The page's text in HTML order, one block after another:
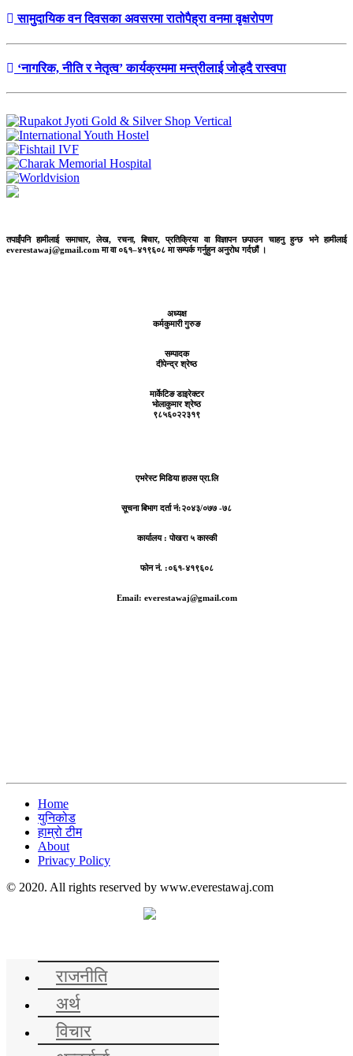
सामुदायिक वन दिवसका अवसरमा रातोपैह्रा वनमा वृक्षरोपण
‘नागरिक, नीति र नेतृत्व’ कार्यक्रममा मन्त्रीलाई जोड्दै रास्वपा
तपाईंपनि हामीलाई समाचार, लेख, रचना, बिचार, प्रतिक्रिया वा विज्ञापन छपाउन चाहनु हुन्छ भने हामीलाई
everestawaj@gmail.com मा वा ०६१–४१९६०८ मा सम्पर्क गर्नुहुन अनुरोध गर्दछौं ।
अध्यक्ष
कर्मकुमारी गुरुङ
सम्पादक
दीपेन्द्र श्रेष्ठ
मार्केटिङ डाइरेक्टर
भोलाकुमार श्रेष्ठ
९८५६०२२३१९
एभरेस्ट मिडिया हाउस प्रा.लि
सूचना बिभाग दर्ता नं:२०४३/०७७ -७८
कार्यालय :पोखरा ५ कास्की
फोन नं. :०६१-४१९६०८
Email: everestawaj@gmail.com
Home
युनिकोड
हाम्रो टीम
About
Privacy Policy
© 2020. All rights reserved by www.everestawaj.com
राजनीति
अर्थ
विचार